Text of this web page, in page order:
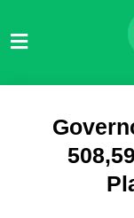
para